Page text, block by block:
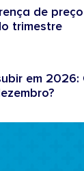
de
trimestre
em